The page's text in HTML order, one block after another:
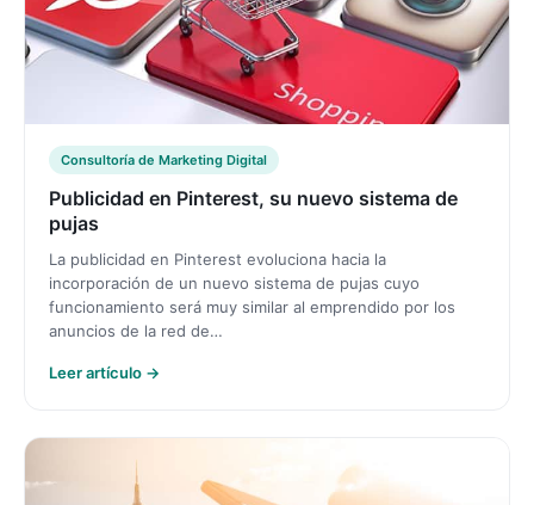
Consultoría de Marketing Digital
Publicidad en Pinterest, su nuevo sistema de
pujas
La publicidad en Pinterest evoluciona hacia la
incorporación de un nuevo sistema de pujas cuyo
funcionamiento será muy similar al emprendido por los
anuncios de la red de…
Leer artículo →